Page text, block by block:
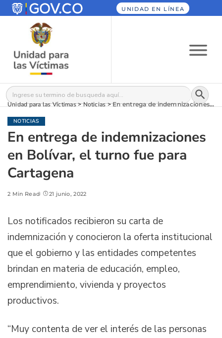
UNIDAD EN LÍNEA
Buscar: Botón
Unidad para las Víctimas>Noticias>En entrega de indemnizaciones en Bolívar, el turno fue para Cartagena
NOTICIAS
En entrega de indemnizaciones
en Bolívar, el turno fue para
Cartagena
2 Min Read 21 junio, 2022
Los notificados recibieron su carta de
indemnización y conocieron la oferta institucional
que el gobierno y las entidades competentes
brindan en materia de educación, empleo,
emprendimiento, vivienda y proyectos
productivos.
“Muy contenta de ver el interés de las personas